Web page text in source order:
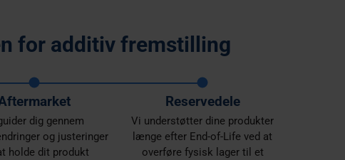
for additiv fremstilling
dig gennem
og justeringer
holde dit produkt
Reservedele
Vi understøtter dine produkter
længe efter End-of-Life ved at
overføre fysisk lager til et